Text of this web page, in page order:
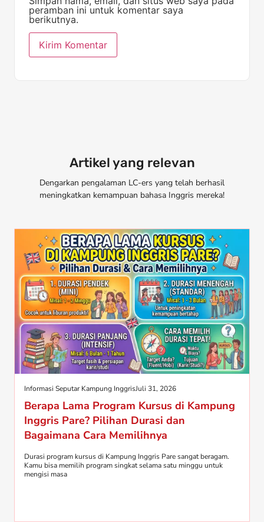
peramban ini untuk komentar saya
berikutnya.
Artikel yang relevan
Dengarkan pengalaman LC-ers yang telah berhasil
meningkatkan kemampuan bahasa Inggris mereka!
Informasi Seputar Kampung InggrisJuli 31, 2026
Berapa Lama Program Kursus di Kampung
Inggris Pare? Pilihan Durasi dan
Bagaimana Cara Memilihnya
Durasi program kursus di Kampung Inggris Pare sangat beragam.
Kamu bisa memilih program singkat selama satu minggu untuk
mengisi masa